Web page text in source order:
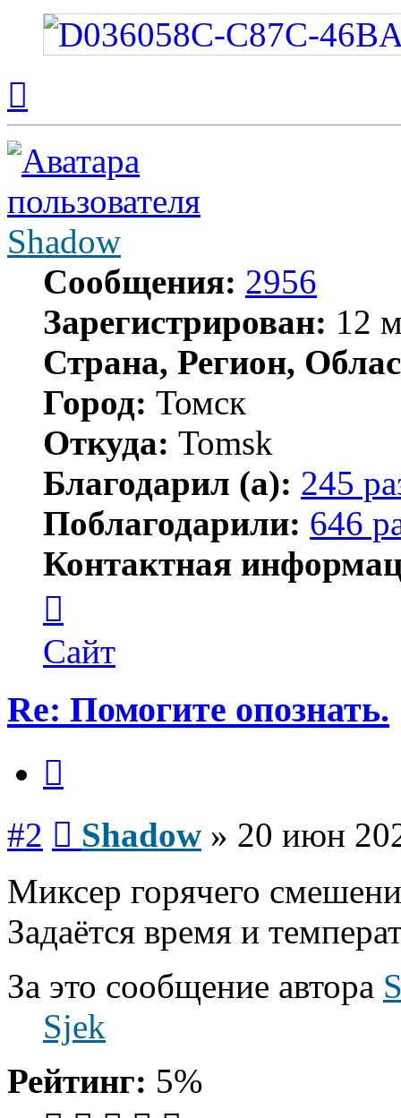
началу
Shadow
Сообщения: 2956
Зарегистрирован: 12
Страна, Регион,
Город: Томск
Откуда: Tomsk
Благодарил (а): 245
Поблагодарили: 646
Контактная
пользователя
Shadow
Сайт
Re: Помогите опознать.
#2 Shadow » 20 июн
Миксер горячего
Задаётся время и
За это сообщение автора
Sjek
Рейтинг: 5%